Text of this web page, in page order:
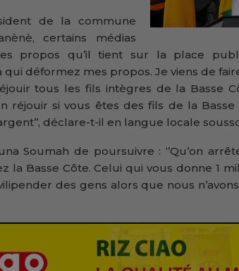
de la commune
certains médias
propos qu’il tient sur la place
qui déformez mes propos. Je viens de
tous les fils intègres de la Basse
réjouir si vous êtes des fils de la
déclare-t-il en langue locale
Soumah de poursuivre : ‘’Qu’on
la Basse Côte. Celui qui vous donne 1
des gens alors que nous